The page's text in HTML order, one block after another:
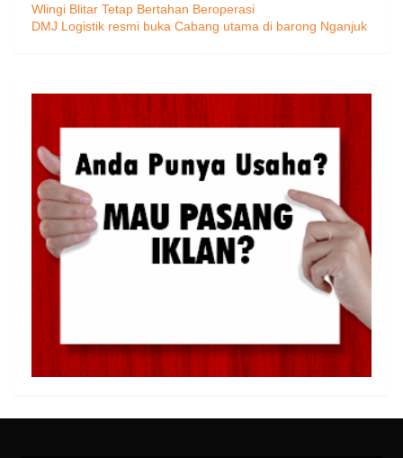
Wlingi Blitar Tetap Bertahan Beroperasi
DMJ Logistik resmi buka Cabang utama di barong Nganjuk